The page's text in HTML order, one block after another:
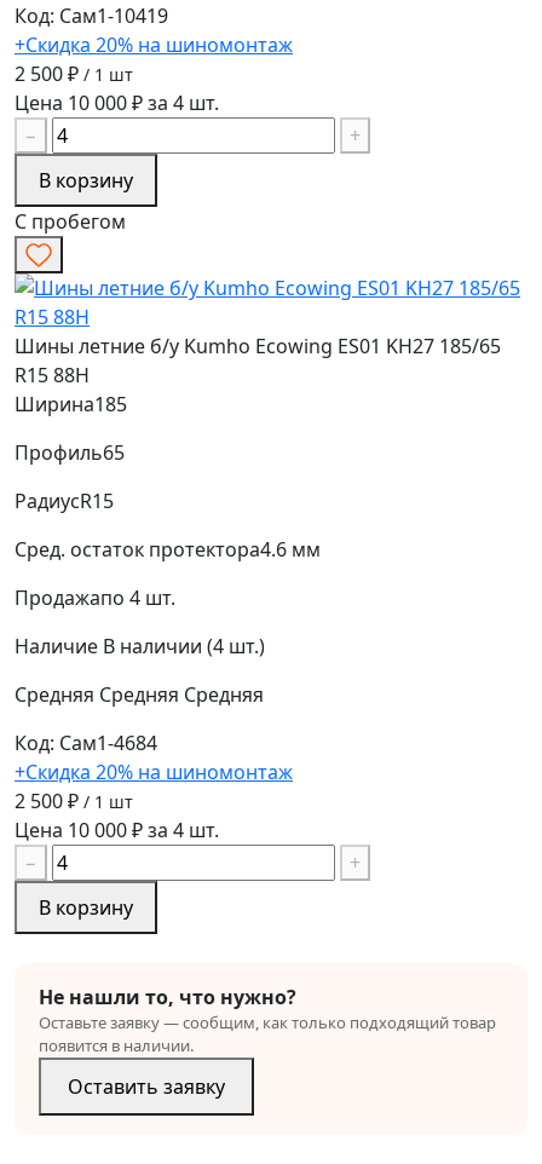
Код: Сам1-10419
+Скидка 20% на шиномонтаж
2 500 ₽ / 1 шт
Цена 10 000 ₽ за 4 шт.
−
+
В корзину
С пробегом
Шины летние б/у Kumho Ecowing ES01 KH27 185/65
R15 88H
Ширина185
Профиль65
РадиусR15
Сред. остаток протектора4.6 мм
Продажапо 4 шт.
Наличие В наличии (4 шт.)
Средняя Средняя Средняя
Код: Сам1-4684
+Скидка 20% на шиномонтаж
2 500 ₽ / 1 шт
Цена 10 000 ₽ за 4 шт.
−
+
В корзину
Не нашли то, что нужно?
Оставьте заявку — сообщим, как только подходящий товар
появится в наличии.
Оставить заявку